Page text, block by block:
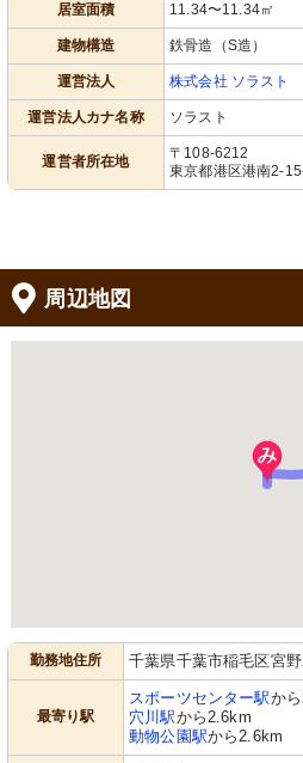
居室面積 11.34〜11.34㎡
建物構造 鉄骨造（S造）
運営法人 株式会社 ソラスト
運営法人カナ名称 ソラスト
運営者所在地
〒108-6212
東京都港区港南2-
周辺地図
勤務地住所 千葉県千葉市稲毛区宮
最寄り駅
スポーツセンター駅か
穴川駅から2.6km
動物公園駅から2.6km